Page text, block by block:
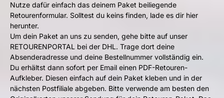
Nutze dafür einfach das deinem Paket beiliegende
Retourenformular. Solltest du keins finden, lade es dir hier
herunter.
Um dein Paket an uns zu senden, gehe bitte auf unser
RETOURENPORTAL bei der DHL. Trage dort deine
Absenderadresse und deine Bestellnummer vollständig ein.
Du erhältst dann sofort per Email einen PDF-Retouren-
Aufkleber. Diesen einfach auf dein Paket kleben und in der
nächsten Postfiliale abgeben. Bitte verwende am besten den